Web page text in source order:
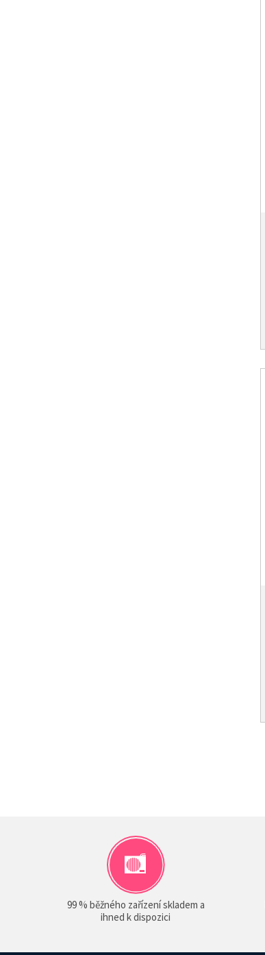
99 % běžného zařízení skladem a
ihned k dispozici